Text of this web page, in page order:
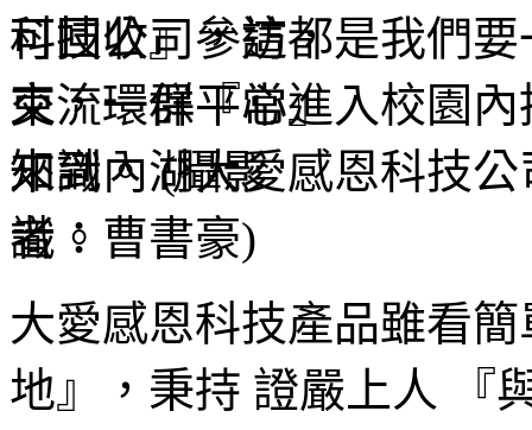
可回收』，這都是我們
束，一群平常進入校園
來到內湖大愛感恩科技
識。
大愛感恩科技產品雖看
地』，秉持 證嚴上人 『